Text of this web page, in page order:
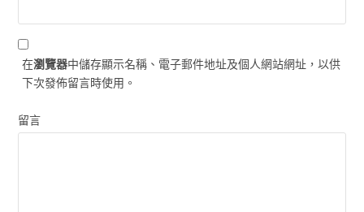
在瀏覽器中儲存顯示名稱、電子郵件地址及個人網站網址，以供
下次發佈留言時使用。
留言